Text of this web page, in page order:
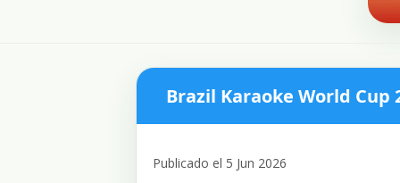
Brazil Karaoke World Cup
Publicado el 5 Jun 2026